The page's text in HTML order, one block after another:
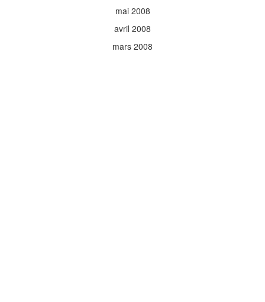
mai 2008
avril 2008
mars 2008